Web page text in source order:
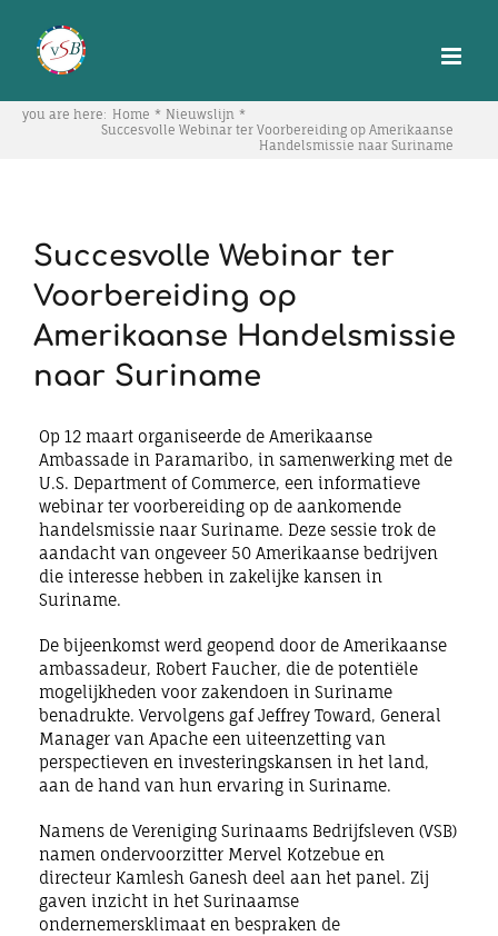
content
you are here: Home
Nieuwslijn
Succesvolle Webinar ter Voorbereiding op Amerikaanse
Handelsmissie naar Suriname
Succesvolle Webinar ter
Voorbereiding op
Amerikaanse Handelsmissie
naar Suriname
Op 12 maart organiseerde de Amerikaanse
Ambassade in Paramaribo, in samenwerking met de
U.S. Department of Commerce, een informatieve
webinar ter voorbereiding op de aankomende
handelsmissie naar Suriname. Deze sessie trok de
aandacht van ongeveer 50 Amerikaanse bedrijven
die interesse hebben in zakelijke kansen in
Suriname.
De bijeenkomst werd geopend door de Amerikaanse
ambassadeur, Robert Faucher, die de potentiële
mogelijkheden voor zakendoen in Suriname
benadrukte. Vervolgens gaf Jeffrey Toward, General
Manager van Apache een uiteenzetting van
perspectieven en investeringskansen in het land,
aan de hand van hun ervaring in Suriname.
Namens de Vereniging Surinaams Bedrijfsleven (VSB)
namen ondervoorzitter Mervel Kotzebue en
directeur Kamlesh Ganesh deel aan het panel. Zij
gaven inzicht in het Surinaamse
ondernemersklimaat en bespraken de